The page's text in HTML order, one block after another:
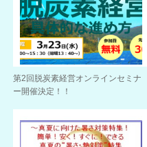
第2回脱炭素経営オンラインセミナ
ー開催決定！！